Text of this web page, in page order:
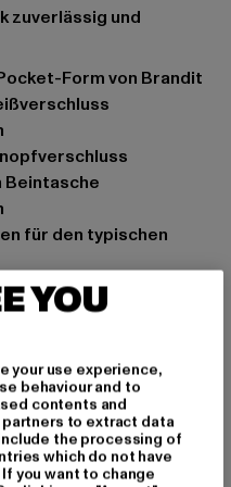
zuverlässig und
Form von Brandit
Beintasche
Tragekomfort
YOU
your use experience,
behaviour and to
contents and
to extract data
the processing of
which do not have
you want to change